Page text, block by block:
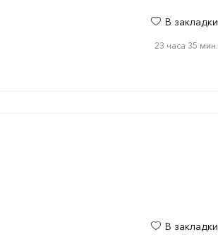
В закладки
23 часа 35 мин.
В закладки